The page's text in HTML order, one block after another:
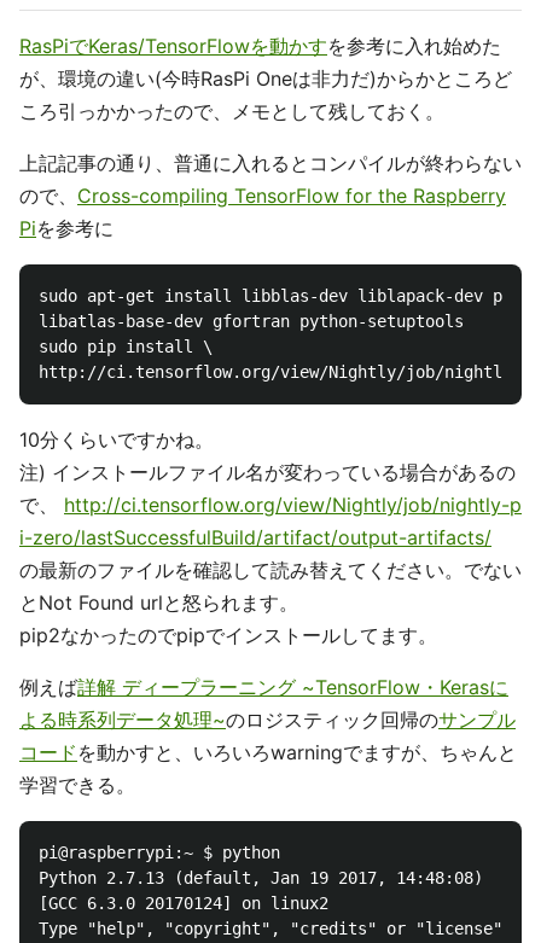
RasPiでKeras/TensorFlowを動かすを参考に入れ始めた
が、環境の違い(今時RasPi Oneは非力だ)からかところど
ころ引っかかったので、メモとして残しておく。
上記記事の通り、普通に入れるとコンパイルが終わらない
ので、 Cross-compiling TensorFlow for the Raspberry
Piを参考に
sudo apt-get install libblas-dev liblapack-dev
libatlas-base-dev gfortran python-setuptools
​sudo pip install \
10分くらいですかね。
注) インストールファイル名が変わっている場合があるの
で、 http://ci.tensorflow.org/view/Nightly/job/nightly-p
i-zero/lastSuccessfulBuild/artifact/output-artifacts/
の最新のファイルを確認して読み替えてください。でない
とNot Found urlと怒られます。
pip2なかったのでpipでインストールしてます。
例えば詳解 ディープラーニング ~TensorFlow・Kerasに
よる時系列データ処理~のロジスティック回帰のサンプル
コード を動かすと、いろいろwarningでますが、ちゃんと
学習できる。
pi@raspberrypi:~ $ python
Python 2.7.13 (default, Jan 19 2017, 14:48:08)
[GCC 6.3.0 20170124] on linux2
Type "help", "copyright", "credits" or "license" for